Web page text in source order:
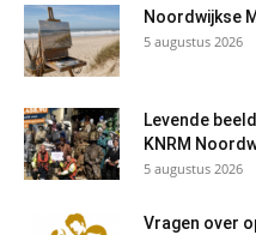
Noordwijkse
5 augustus 2026
Levende
KNRM
5 augustus 2026
Vragen over